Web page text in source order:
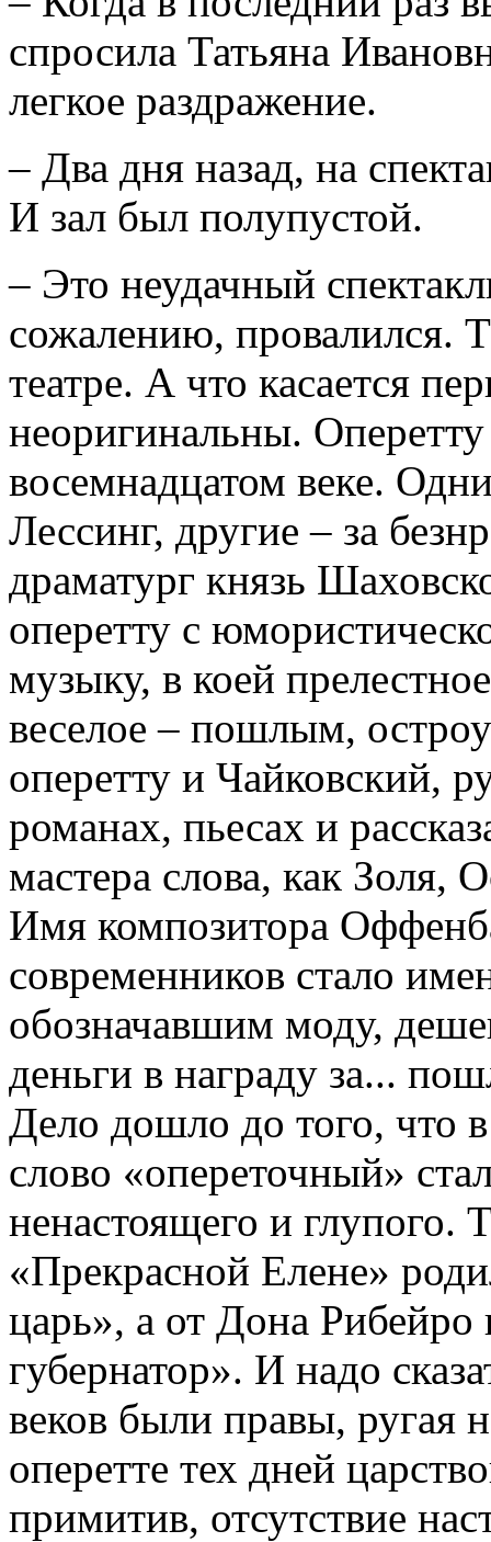
спросила Татьяна
легкое раздражение.
– Два дня назад, на
И зал был полупустой.
– Это неудачный
сожалению, провалился.
театре. А что касается
неоригинальны.
восемнадцатом веке.
Лессинг, другие – за
драматург князь
оперетту с
музыку, в коей
веселое – пошлым,
оперетту и Чайковский,
романах, пьесах и
мастера слова, как Золя,
Имя композитора
современников стало
обозначавшим моду,
деньги в награду за...
Дело дошло до того, что
слово «опереточный»
ненастоящего и глупого.
«Прекрасной Елене»
царь», а от Дона
губернатор». И надо
веков были правы, ругая
оперетте тех дней
примитив, отсутствие